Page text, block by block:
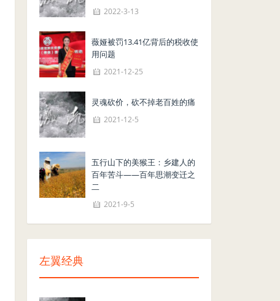
2022-3-13
薇娅被罚13.41亿背后的税收使
用问题
2021-12-25
灵魂砍价，砍不掉老百姓的痛
2021-12-5
五行山下的美猴王：乡建人的
百年苦斗——百年思潮变迁之
二
2021-9-5
左翼经典